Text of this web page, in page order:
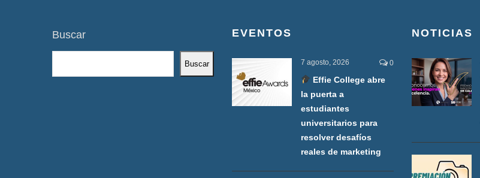
Buscar
Buscar
EVENTOS
7 agosto, 2026 0
Effie College abre
la puerta a
estudiantes
universitarios para
resolver desafíos
reales de marketing
NOTICIAS